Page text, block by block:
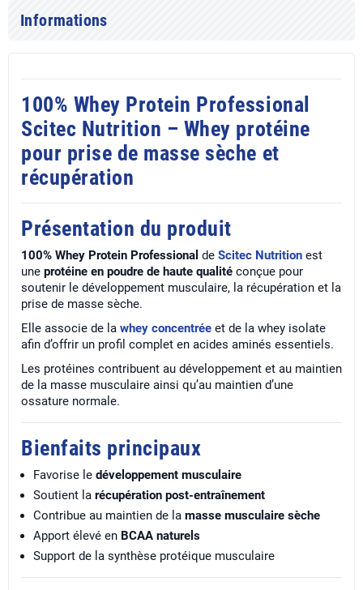
Informations
100% Whey Protein Professional
Scitec Nutrition – Whey protéine
pour prise de masse sèche et
récupération
Présentation du produit
100% Whey Protein Professional de Scitec Nutrition est
une protéine en poudre de haute qualité conçue pour
soutenir le développement musculaire, la récupération et la
prise de masse sèche.
Elle associe de la whey concentrée et de la whey isolate
afin d’offrir un profil complet en acides aminés essentiels.
Les protéines contribuent au développement et au maintien
de la masse musculaire ainsi qu’au maintien d’une
ossature normale.
Bienfaits principaux
Favorise le développement musculaire
Soutient la récupération post-entraînement
Contribue au maintien de la masse musculaire sèche
Apport élevé en BCAA naturels
Support de la synthèse protéique musculaire